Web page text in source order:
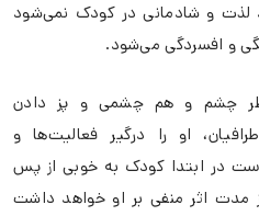
لذت و شادمانی در کودک نمی‌شود
و افسردگی می‌شود.
چشم و هم چشمی و پز دادن
او را درگیر فعالیت‌ها و
در ابتدا کودک به خوبی از پس
مدت اثر منفی بر او خواهد داشت